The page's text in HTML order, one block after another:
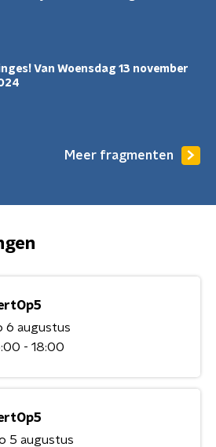
Van Woensdag 13 november
Meer fragmenten
6 augustus
- 18:00
5 augustus